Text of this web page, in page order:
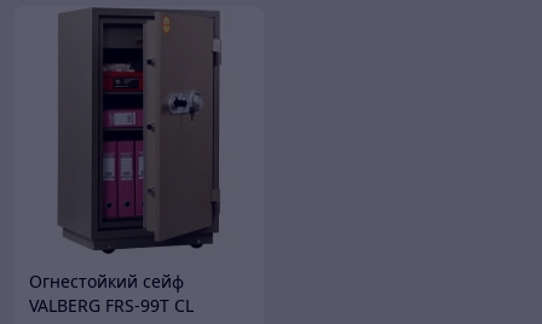
Огнестойкий сейф
VALBERG FRS-99T CL